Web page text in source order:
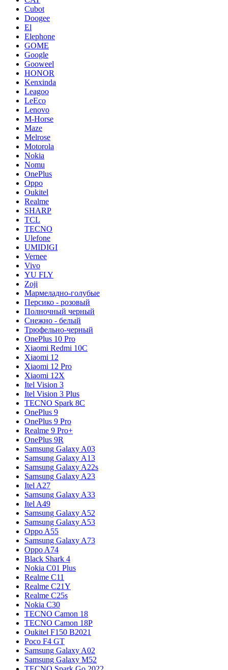
Cubot
Doogee
El
Elephone
GOME
Google
Gooweel
HONOR
Kenxinda
Leagoo
LeEco
Lenovo
M-Horse
Maze
Melrose
Motorola
Nokia
Nomu
OnePlus
Oppo
Oukitel
Realme
SHARP
TCL
TECNO
Ulefone
UMIDIGI
Vernee
Vivo
YU FLY
Zoji
Мармеладно-голубые
Персико - розовый
Полночный черный
Снежно - белый
Трюфельно-черный
OnePlus 10 Pro
Xiaomi Redmi 10C
Xiaomi 12
Xiaomi 12 Pro
Xiaomi 12X
Itel Vision 3
Itel Vision 3 Plus
TECNO Spark 8C
OnePlus 9
OnePlus 9 Pro
Realme 9 Pro+
OnePlus 9R
Samsung Galaxy A03
Samsung Galaxy A13
Samsung Galaxy A22s
Samsung Galaxy A23
Itel A27
Samsung Galaxy A33
Itel A49
Samsung Galaxy A52
Samsung Galaxy A53
Oppo A55
Samsung Galaxy A73
Oppo A74
Black Shark 4
Nokia C01 Plus
Realme C11
Realme C21Y
Realme C25s
Nokia C30
TECNO Camon 18
TECNO Camon 18P
Oukitel F150 B2021
Poco F4 GT
Samsung Galaxy A02
Samsung Galaxy M52